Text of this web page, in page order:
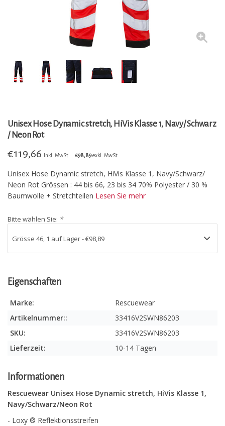
Unisex Hose Dynamic stretch, HiVis Klasse 1, Navy/ Schwarz
/ Neon Rot
€119,66 Inkl. MwSt. €98,89exkl. MwSt.
Unisex Hose Dynamic stretch, HiVis Klasse 1, Navy/Schwarz/
Neon Rot Grössen : 44 bis 66, 23 bis 34 70% Polyester / 30 %
Baumwolle + Stretchteilen Lesen Sie mehr
Bitte wählen Sie: *
Eigenschaften
Marke:
Rescuewear
Artikelnummer::
33416V2SWN86203
SKU:
33416V2SWN86203
Lieferzeit:
10-14 Tagen
Informationen
Rescuewear Unisex Hose Dynamic stretch, HiVis Klasse 1,
Navy/Schwarz/Neon Rot
- Loxy ® Reflektionsstreifen